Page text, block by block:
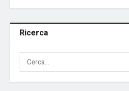
Ricerca